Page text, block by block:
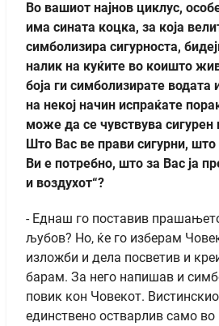
Во вашиот најнов циклус,
има сината коцка, за која
симболизира сигурноста,
налик на куќите во коишто
боја ги симболизирате водата
на некој начин испраќате
може да се чувствува сигурен
Што Вас ве прави сигурни,
Ви е потребно, што за Вас ја
и воздухот“?
- Еднаш го поставив
љубов? Но, ќе го изберам
изложби и дела посветив и
барам. За него напишав и
повик кон Човекот.
единствено остварлив само